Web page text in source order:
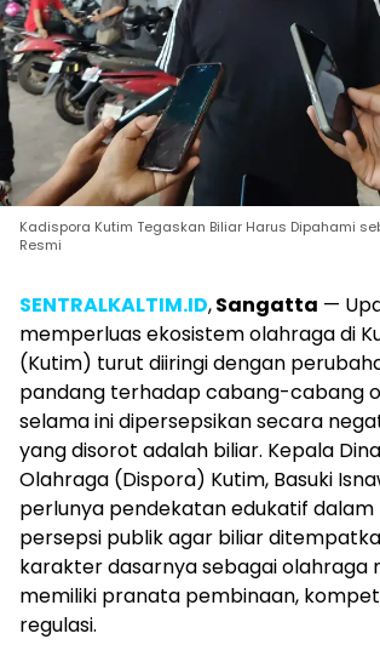
Kadispora Kutim Tegaskan Biliar Harus Dipahami
Resmi
SENTRALKALTIM.ID,Sangatta —
memperluas ekosistem olahraga di
(Kutim) turut diiringi dengan
pandang terhadap cabang-cabang
selama ini dipersepsikan secara
yang disorot adalah biliar. Kepala
Olahraga (Dispora) Kutim, Basuki
perlunya pendekatan edukatif
persepsi publik agar biliar
karakter dasarnya sebagai olahraga
memiliki pranata pembinaan,
regulasi.